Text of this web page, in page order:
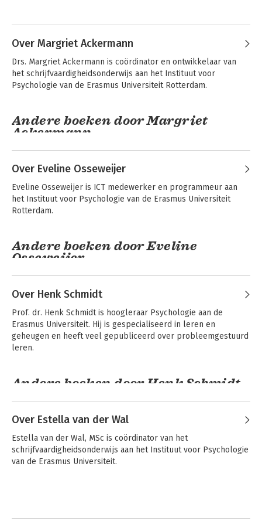
gedurende 8 jaar voorzitter van het Nederlands Instituut van
Adriaan de Groot cum laude op een onderzoek naar de
effecten van cursussen voor verlegen mensen.
organisaties
bedrijfskunde
Bekijk alle boeken
Over Margriet Ackermann
Drs. Margriet Ackermann is coördinator en ontwikkelaar van
het schrijfvaardigheidsonderwijs aan het Instituut voor
Psychologie van de Erasmus Universiteit Rotterdam.
Andere boeken door Margriet
Ackermann
Skills
Bekijk alle boeken
Over Eveline Osseweijer
Eveline Osseweijer is ICT medewerker en programmeur aan
het Instituut voor Psychologie van de Erasmus Universiteit
Rotterdam.
Andere boeken door Eveline
Osseweijer
Skills for Economics
and Business
Administration
Over Henk Schmidt
Prof. dr. Henk Schmidt is hoogleraar Psychologie aan de
Erasmus Universiteit. Hij is gespecialiseerd in leren en
geheugen en heeft veel gepubliceerd over probleemgestuurd
leren.
Andere boeken door Henk Schmidt
Over Estella van der Wal
Estella van der Wal, MSc is coördinator van het
schrijfvaardigheidsonderwijs aan het Instituut voor Psychologie
van de Erasmus Universiteit.